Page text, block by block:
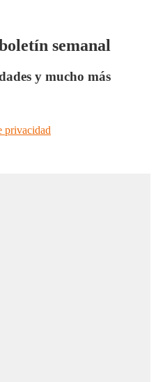
semanal
y mucho más
privacidad